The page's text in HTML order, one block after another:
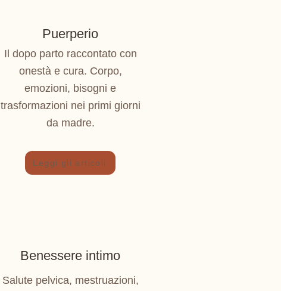
Puerperio
Il dopo parto raccontato con
onestà e cura. Corpo,
emozioni, bisogni e
trasformazioni nei primi giorni
da madre.
Leggi gli articoli
Benessere intimo
Salute pelvica, mestruazioni,